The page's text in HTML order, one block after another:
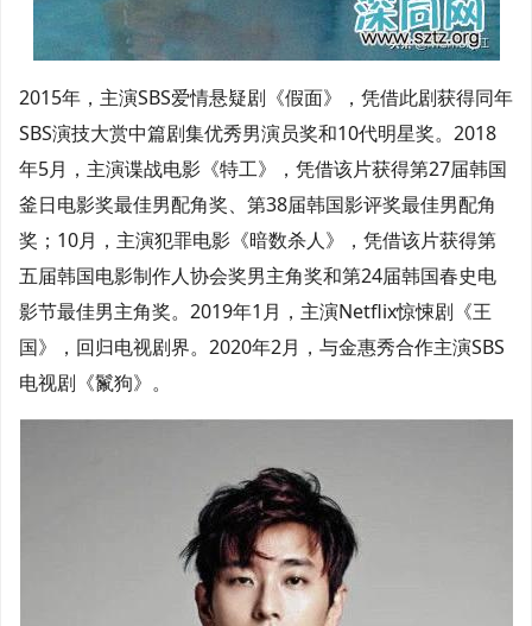
2015年，主演SBS爱情悬疑剧《假面》，凭借此剧获得同年
SBS演技大赏中篇剧集优秀男演员奖和10代明星奖。2018
年5月，主演谍战电影《特工》，凭借该片获得第27届韩国
釜日电影奖最佳男配角奖、第38届韩国影评奖最佳男配角
奖；10月，主演犯罪电影《暗数杀人》，凭借该片获得第
五届韩国电影制作人协会奖男主角奖和第24届韩国春史电
影节最佳男主角奖。2019年1月，主演Netflix惊悚剧《王
国》，回归电视剧界。2020年2月，与金惠秀合作主演SBS
电视剧《鬣狗》。